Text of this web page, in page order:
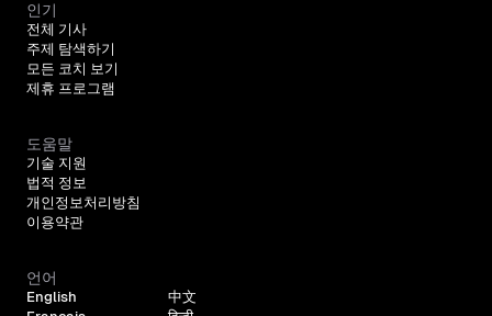
인기
전체 기사
주제 탐색하기
모든 코치 보기
제휴 프로그램
도움말
기술 지원
법적 정보
개인정보처리방침
이용약관
언어
English
中文